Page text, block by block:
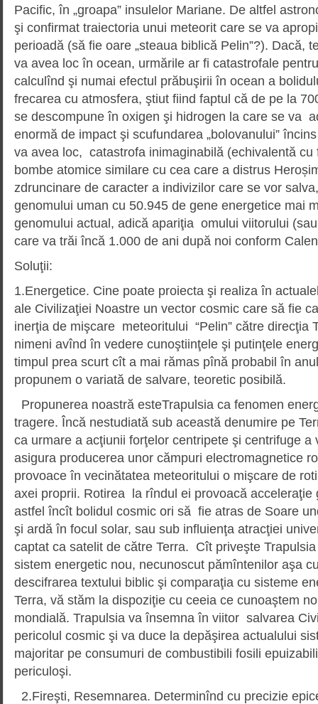
Pacific, în „groapa” insulelor Mariane. De altfel
şi confirmat traiectoria unui meteorit care se va
perioadă (să fie oare „steaua biblică Pelin”?). Dacă,
va avea loc în ocean, urmările ar fi catastrofale
calculînd şi numai efectul prăbuşirii în ocean a
frecarea cu atmosfera, ştiut fiind faptul că de pe la
se descompune în oxigen şi hidrogen la care se va
enormă de impact şi scufundarea „bolovanului”
va avea loc, catastrofa inimaginabilă (echivalentă cu
bombe atomice similare cu cea care a distrus
zdruncinare de caracter a indivizilor care se vor
genomului uman cu 50.945 de gene energetice mai
genomului actual, adică apariţia omului viitorului
care va trăi încă 1.000 de ani după noi conform
Soluţii:
1.Energetice. Cine poate proiecta şi realiza în
ale Civilizaţiei Noastre un vector cosmic care să fie
inerţia de mişcare meteoritului “Pelin” către direcţia
nimeni avînd în vedere cunoştiinţele şi putinţele
timpul prea scurt cît a mai rămas pînă probabil în
propunem o variată de salvare, teoretic posibilă.
Propunerea noastră esteTrapulsia ca fenomen
tragere. Încă nestudiată sub această denumire pe
ca urmare a acţiunii forţelor centripete şi centrifuge a
asigura producerea unor cămpuri electromagnetice
provoace în vecinătatea meteoritului o mişcare de
axei proprii. Rotirea la rîndul ei provoacă acceleraţie
astfel încît bolidul cosmic ori să fie atras de Soare
şi ardă în focul solar, sau sub influienţa atracţiei
captat ca satelit de către Terra. Cît priveşte
sistem energetic nou, necunoscut pămîntenilor aşa
descifrarea textului biblic şi comparaţia cu sisteme
Terra, vă stăm la dispoziţie cu ceeia ce cunoaştem
mondială. Trapulsia va însemna în viitor salvarea
pericolul cosmic şi va duce la depăşirea actualului
majoritar pe consumuri de combustibili fosili
periculoşi.
2.Fireşti, Resemnarea. Determinînd cu precizie